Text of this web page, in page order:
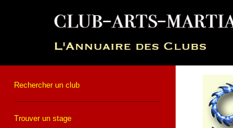
Rechercher un club
Trouver un stage